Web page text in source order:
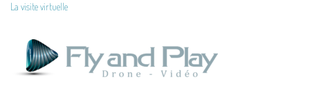
La visite virtuelle